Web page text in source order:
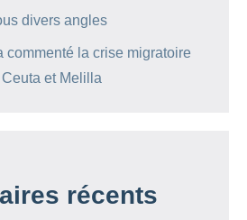
divers angles
commenté la crise migratoire
et Melilla
récents